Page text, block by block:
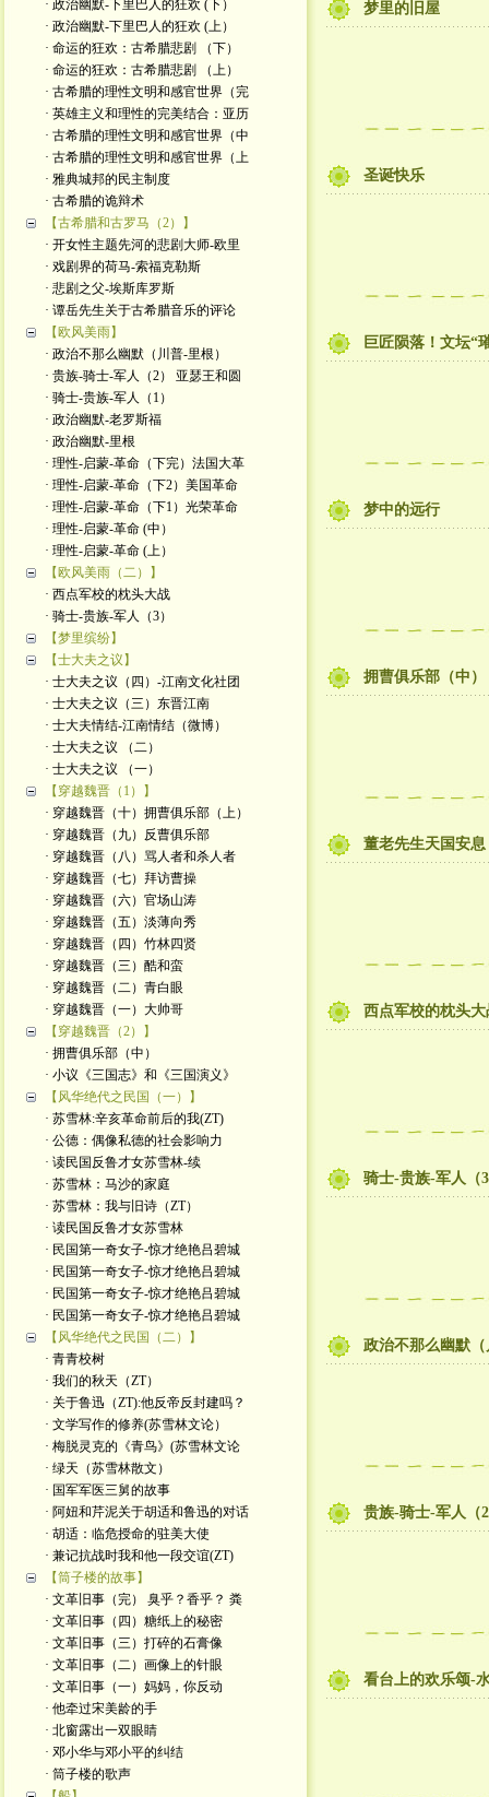
· 政治幽默-下里巴人的狂欢 (下）
· 政治幽默-下里巴人的狂欢 (上）
· 命运的狂欢：古希腊悲剧 （下）
· 命运的狂欢：古希腊悲剧 （上）
· 古希腊的理性文明和感官世界（完
· 英雄主义和理性的完美结合：亚历
· 古希腊的理性文明和感官世界（中
· 古希腊的理性文明和感官世界（上
· 雅典城邦的民主制度
· 古希腊的诡辩术
【古希腊和古罗马（2）】
· 开女性主题先河的悲剧大师-欧里
· 戏剧界的荷马-索福克勒斯
· 悲剧之父-埃斯库罗斯
· 谭岳先生关于古希腊音乐的评论
【欧风美雨】
· 政治不那么幽默（川普-里根）
· 贵族-骑士-军人（2） 亚瑟王和圆
· 骑士-贵族-军人（1）
· 政治幽默-老罗斯福
· 政治幽默-里根
· 理性-启蒙-革命（下完）法国大革
· 理性-启蒙-革命（下2）美国革命
· 理性-启蒙-革命（下1）光荣革命
· 理性-启蒙-革命 (中）
· 理性-启蒙-革命 (上）
【欧风美雨（二）】
· 西点军校的枕头大战
· 骑士-贵族-军人（3）
【梦里缤纷】
【士大夫之议】
· 士大夫之议（四）-江南文化社团
· 士大夫之议（三）东晋江南
· 士大夫情结-江南情结（微博）
· 士大夫之议 （二）
· 士大夫之议 （一）
【穿越魏晋（1）】
· 穿越魏晋（十）拥曹俱乐部（上）
· 穿越魏晋（九）反曹俱乐部
· 穿越魏晋（八）骂人者和杀人者
· 穿越魏晋（七）拜访曹操
· 穿越魏晋（六）官场山涛
· 穿越魏晋（五）淡薄向秀
· 穿越魏晋（四）竹林四贤
· 穿越魏晋（三）酷和蛮
· 穿越魏晋（二）青白眼
· 穿越魏晋（一）大帅哥
【穿越魏晋（2）】
· 拥曹俱乐部（中）
· 小议《三国志》和《三国演义》
【风华绝代之民国（一）】
· 苏雪林:辛亥革命前后的我(ZT)
· 公德：偶像私德的社会影响力
· 读民国反鲁才女苏雪林-续
· 苏雪林：马沙的家庭
· 苏雪林：我与旧诗（ZT）
· 读民国反鲁才女苏雪林
· 民国第一奇女子-惊才绝艳吕碧城
· 民国第一奇女子-惊才绝艳吕碧城
· 民国第一奇女子-惊才绝艳吕碧城
· 民国第一奇女子-惊才绝艳吕碧城
【风华绝代之民国（二）】
· 青青校树
· 我们的秋天（ZT）
· 关于鲁迅（ZT):他反帝反封建吗？
· 文学写作的修养(苏雪林文论）
· 梅脱灵克的《青鸟》(苏雪林文论
· 绿天（苏雪林散文）
· 国军军医三舅的故事
· 阿妞和芹泥关于胡适和鲁迅的对话
· 胡适：临危授命的驻美大使
· 兼记抗战时我和他一段交谊(ZT)
【筒子楼的故事】
· 文革旧事（完） 臭乎？香乎？ 粪
· 文革旧事（四）糖纸上的秘密
· 文革旧事（三）打碎的石膏像
· 文革旧事（二）画像上的针眼
· 文革旧事（一）妈妈，你反动
· 他牵过宋美龄的手
· 北窗露出一双眼睛
· 邓小华与邓小平的纠结
· 筒子楼的歌声
梦里的旧屋
圣诞快乐
巨匠陨落！文坛“
梦中的远行
拥曹俱乐部（中）
董老先生天国安息
西点军校的枕头大
骑士-贵族-军人（
政治不那么幽默
贵族-骑士-军人（
看台上的欢乐颂-